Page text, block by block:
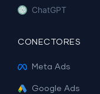
ChatGPT
CONECTORES
Meta Ads
Google Ads